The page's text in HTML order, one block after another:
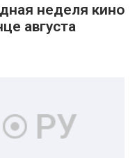
неделя кино
августа